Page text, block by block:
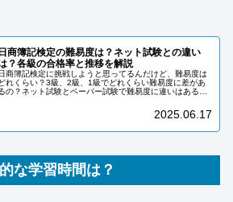
日商簿記検定の難易度は？ネット試験との違い
？各級の合格率と推移を解説
商簿記検定に挑戦しようと思ってるんだけど、難易度は
れくらい？3級、2級、1級でどれくらい難易度に差があ
の？ネット試験とペーパー試験で難易度に違いはある
2025.06.17
な学習時間は？